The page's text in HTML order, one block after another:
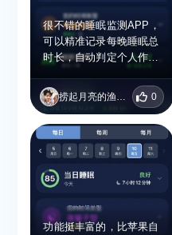
很不错的睡眠监测APP，
可以精准记录每晚睡眠总
时长，自动判定个人作息
用，能提醒自己不要长期
熬夜缺觉。就算睡够十小
时也能客观指出睡眠质量
偏低，帮我发现自己睡眠
偏浅的问题，数据维度丰
富，用来调整作息很合
适。
捞起月亮的渔民🔋 0
功能挺丰富的，比苹果自